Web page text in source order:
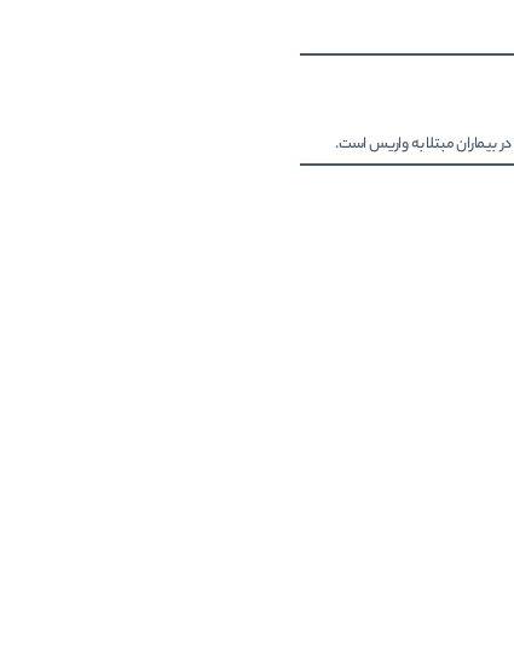
در بیماران مبتلا به واریس است.